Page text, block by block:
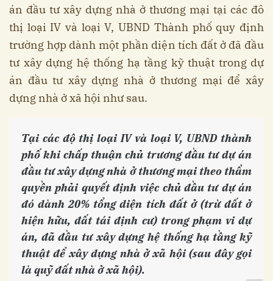
án đầu tư xây dựng nhà ở thương mại tại các đô
thị loại IV và loại V, UBND Thành phố quy định
trường hợp dành một phần diện tích đất ở đã đầu
tư xây dựng hệ thống hạ tầng kỹ thuật trong dự
án đầu tư xây dựng nhà ở thương mại để xây
dựng nhà ở xã hội như sau.
Tại các độ thị loại IV và loại V, UBND thành
phố khi chấp thuận chủ trương đầu tư dự án
đầu tư xây dựng nhà ở thương mại theo thẩm
quyền phải quyết định việc chủ đầu tư dự án
đó dành 20% tổng diện tích đất ở (trừ đất ở
hiện hữu, đất tái định cư) trong phạm vi dự
án, đã đầu tư xây dựng hệ thống hạ tầng kỹ
thuật để xây dựng nhà ở xã hội (sau đây gọi
là quỹ đất nhà ở xã hội).